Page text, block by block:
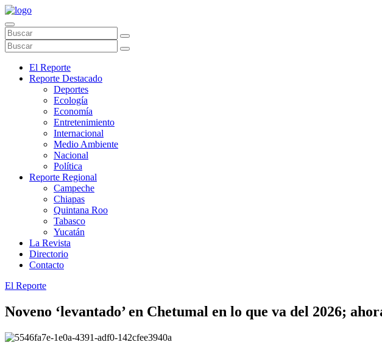
El Reporte
Reporte Destacado
Deportes
Ecología
Economía
Entretenimiento
Internacional
Medio Ambiente
Nacional
Política
Reporte Regional
Campeche
Chiapas
Quintana Roo
Tabasco
Yucatán
La Revista
Directorio
Contacto
El Reporte
Noveno ‘levantado’ en Chetumal en lo que va del 2026;